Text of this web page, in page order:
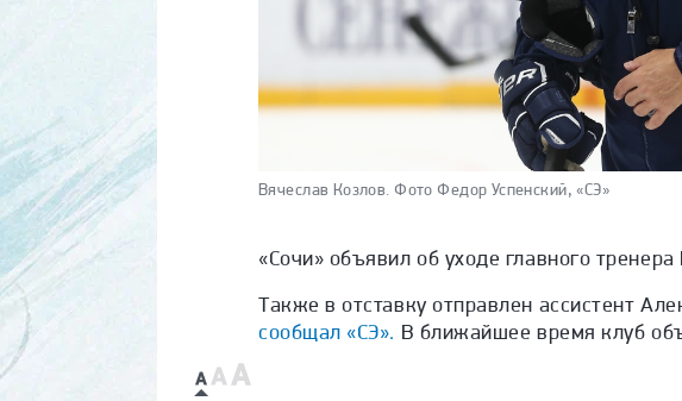
Вячеслав Козлов. Фото Федор Успенский, «СЭ»
«Сочи» объявил об уходе главного
Также в отставку отправлен ассистент
сообщал «СЭ». В ближайшее время клуб